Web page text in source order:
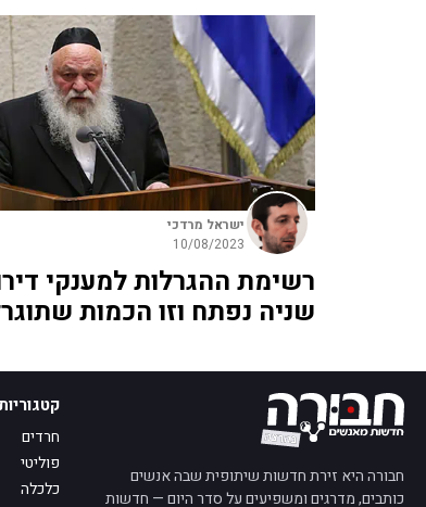
ישראל מרדכי
10/08/2023
רשימת ההגרלות למענקי
שניה נפתח וזו הכמות
חבורה היא זירת חדשות שיתופית שבה אנשים
כותבים, מדרגים ומשפיעים על סדר היום — חדשות
חרדים
פוליטי
כלכלה